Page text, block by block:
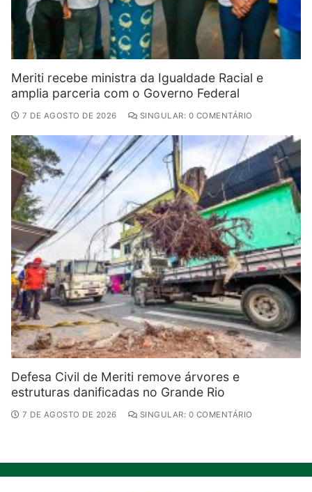
Meriti recebe ministra da Igualdade Racial e
amplia parceria com o Governo Federal
7 DE AGOSTO DE 2026 SINGULAR: 0 COMENTÁRIO
Defesa Civil de Meriti remove árvores e
estruturas danificadas no Grande Rio
7 DE AGOSTO DE 2026 SINGULAR: 0 COMENTÁRIO